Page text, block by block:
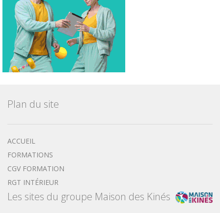
Plan du site
ACCUEIL
FORMATIONS
CGV FORMATION
RGT INTÉRIEUR
Les sites du groupe Maison des Kinés